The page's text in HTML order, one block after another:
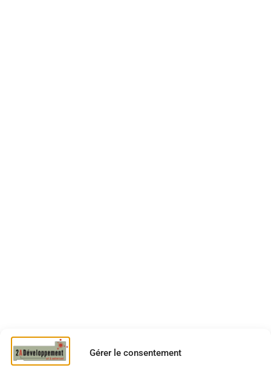
Gérer le consentement